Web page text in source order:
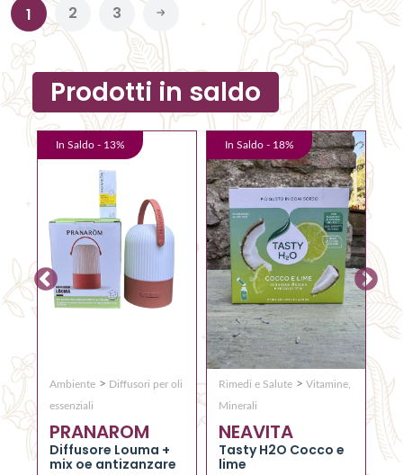
1 2 3
Prodotti in saldo
In Saldo - 13%
Ambiente > Diffusori per oli
essenziali
PRANAROM
Diffusore Louma +
mix oe antizanzare
In Saldo - 18%
Rimedi e Salute > Vitamine,
Minerali
NEAVITA
Tasty H2O Cocco e
lime